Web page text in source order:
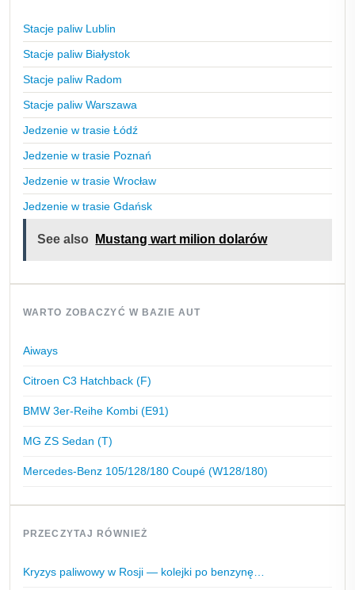
Stacje paliw Lublin
Stacje paliw Białystok
Stacje paliw Radom
Stacje paliw Warszawa
Jedzenie w trasie Łódź
Jedzenie w trasie Poznań
Jedzenie w trasie Wrocław
Jedzenie w trasie Gdańsk
See also Mustang wart milion dolarów
WARTO ZOBACZYĆ W BAZIE AUT
Aiways
Citroen C3 Hatchback (F)
BMW 3er-Reihe Kombi (E91)
MG ZS Sedan (T)
Mercedes-Benz 105/128/180 Coupé (W128/180)
PRZECZYTAJ RÓWNIEŻ
Kryzys paliwowy w Rosji — kolejki po benzynę…